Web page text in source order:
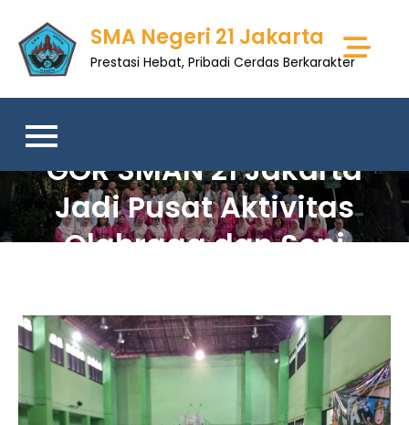
content
SMA Negeri 21 Jakarta
Prestasi Hebat, Pribadi Cerdas Berkarakter
GOR SMAN 21 Jakarta
Jadi Pusat Aktivitas
Olahraga dan Seni